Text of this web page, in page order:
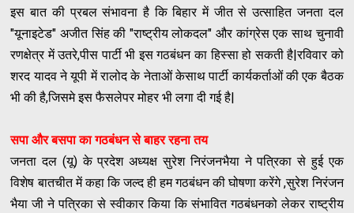
इस बात की प्रबल संभावना है कि बिहार में जीत से उत्साहित जनता दल
"यूनाइटेड" अजीत सिंह की "राष्ट्रीय लोकदल" और कांग्रेस एक साथ चुनावी
रणक्षेत्र में उतरे,पीस पार्टी भी इस गठबंधन का हिस्सा हो सकती है|रविवार को
शरद यादव ने यूपी में रालोद के नेताओं केसाथ पार्टी कार्यकर्ताओं की एक बैठक
भी की है,जिसमे इस फैसलेपर मोहर भी लगा दी गई है|
सपा और बसपा का गठबंधन से बाहर रहना तय
जनता दल (यू) के प्रदेश अध्यक्ष सुरेश निरंजनभैया ने पत्रिका से हुई एक
विशेष बातचीत में कहा कि जल्द ही हम गठबंधन की घोषणा करेंगे ,सुरेश निरंजन
भैया जी ने पत्रिका से स्वीकार किया कि संभावित गठबंधनको लेकर राष्ट्रीय